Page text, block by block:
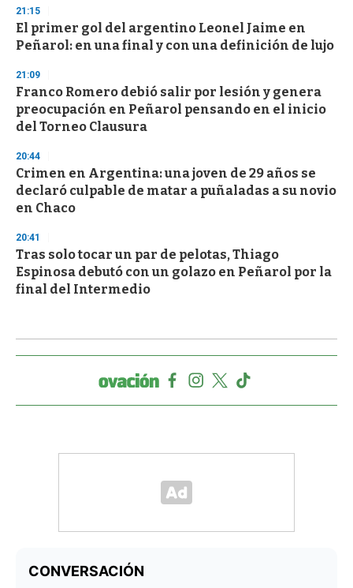
21:15
El primer gol del argentino Leonel Jaime en
Peñarol: en una final y con una definición de lujo
21:09
Franco Romero debió salir por lesión y genera
preocupación en Peñarol pensando en el inicio
del Torneo Clausura
20:44
Crimen en Argentina: una joven de 29 años se
declaró culpable de matar a puñaladas a su novio
en Chaco
20:41
Tras solo tocar un par de pelotas, Thiago
Espinosa debutó con un golazo en Peñarol por la
final del Intermedio